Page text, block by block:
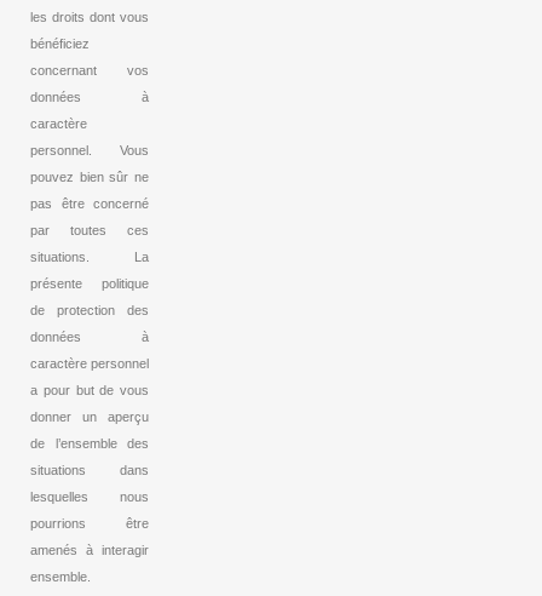
les droits dont vous
bénéficiez
concernant vos
données à
caractère
personnel. Vous
pouvez bien sûr ne
pas être concerné
par toutes ces
situations. La
présente politique
de protection des
données à
caractère personnel
a pour but de vous
donner un aperçu
de l’ensemble des
situations dans
lesquelles nous
pourrions être
amenés à interagir
ensemble.